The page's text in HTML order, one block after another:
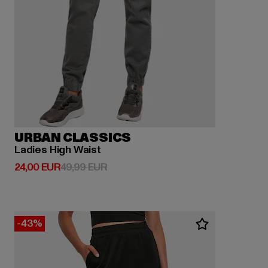
URBAN CLASSICS
Ladies High Waist
24,00 EUR
Derzeitiger Preis: 24,00 EUR
49,99 EURAktionspreis: 49,99 EUR
-43%